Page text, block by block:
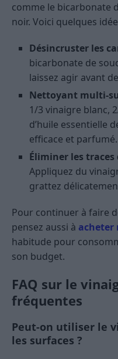
comme le bicarbonate
noir. Voici quelques
Désincruster les
bicarbonate de
laissez agir avant
Nettoyant multi-
1/3 vinaigre blanc,
d’huile essentielle
efficace et parfumé.
Éliminer les traces
Appliquez du
grattez
Pour continuer à faire
pensez aussi à acheter
habitude pour
son budget.
FAQ sur le
fréquentes
Peut-on utiliser le
les surfaces ?